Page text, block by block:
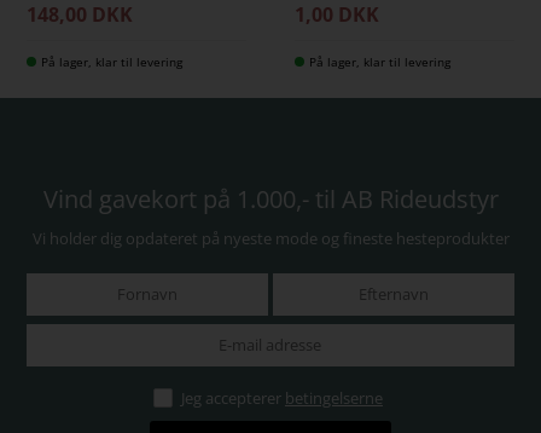
148,00 DKK
På lager, klar til levering
1,00 DKK
På lager, klar til levering
Vind gavekort på 1.000,- til AB Rideudstyr
Vi holder dig opdateret på nyeste mode og fineste hesteprodukter
Jeg accepterer betingelserne